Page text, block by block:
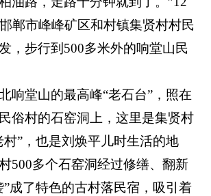
郸市峰峰矿区和村镇集贤村村民
，步行到500多米外的响堂山民
响堂山的最高峰“老石台”，照在
俗村的石窑洞上，这里是集贤村
村”，也是刘焕平儿时生活的地
500多个石窑洞经过修缮、翻新
”成了特色的古村落民宿，吸引着